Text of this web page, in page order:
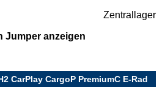
Zentrallager
Jumper anzeigen
CarPlay CargoP PremiumC E-Rad